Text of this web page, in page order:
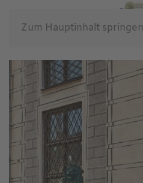
Zum Hauptinhalt springen